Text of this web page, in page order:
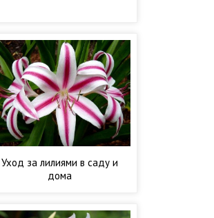
Уход за лилиями в саду и
дома